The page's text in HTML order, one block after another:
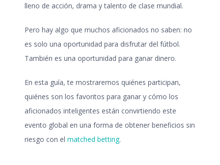
lleno de acción, drama y talento de clase mundial.
Pero hay algo que muchos aficionados no saben: no
es solo una oportunidad para disfrutar del fútbol.
También es una oportunidad para ganar dinero.
En esta guía, te mostraremos quiénes participan,
quiénes son los favoritos para ganar y cómo los
aficionados inteligentes están convirtiendo este
evento global en una forma de obtener beneficios sin
riesgo con el matched betting.